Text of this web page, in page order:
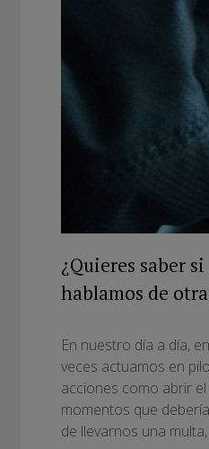
¿Quieres saber
hablamos de
En nuestro día a día,
veces actuamos en
acciones como abrir
momentos que
de llevarnos una